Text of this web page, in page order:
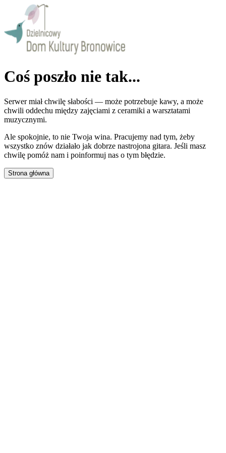
Coś poszło nie tak...
Serwer miał chwilę słabości — może potrzebuje kawy, a może
chwili oddechu między zajęciami z ceramiki a warsztatami
muzycznymi.
Ale spokojnie, to nie Twoja wina. Pracujemy nad tym, żeby
wszystko znów działało jak dobrze nastrojona gitara. Jeśli masz
chwilę pomóż nam i poinformuj nas o tym błędzie.
Strona główna